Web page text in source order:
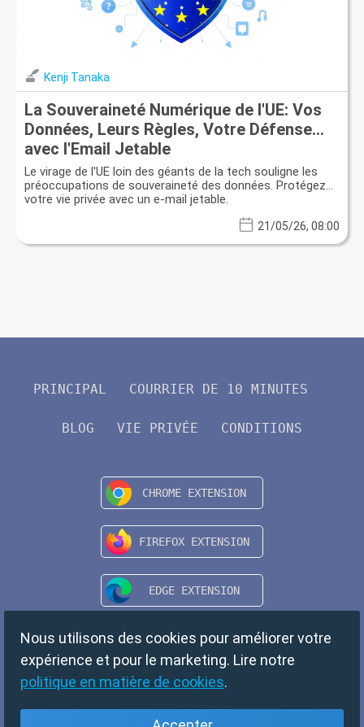
Kenji Tanaka
La Souveraineté Numérique de l'UE: Vos
Données, Leurs Règles, Votre Défense
avec l'Email Jetable
Le virage de l'UE loin des géants de la tech souligne les
préoccupations de souveraineté des données. Protégez
votre vie privée avec un e-mail jetable.
21/05/26, 08:00
PRINCIPAL COURRIER DE 10 MINUTES
BLOG VIE PRIVÉE CONDITIONS
Nous utilisons des cookies pour améliorer votre
expérience et pour le marketing. Lire notre
politique en matière de cookies.